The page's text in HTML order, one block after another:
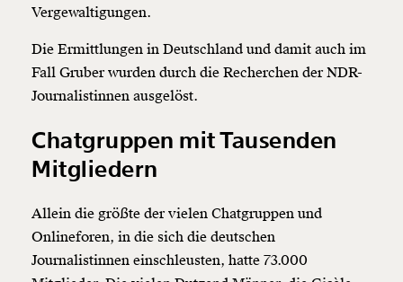
Vergewaltigungen.
Die Ermittlungen in Deutschland und damit auch im
Fall Gruber wurden durch die Recherchen der NDR-
Journalistinnen ausgelöst.
Chatgruppen mit Tausenden
Mitgliedern
Allein die größte der vielen Chatgruppen und
Onlineforen, in die sich die deutschen
Journalistinnen einschleusten, hatte 73.000